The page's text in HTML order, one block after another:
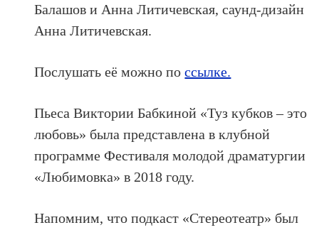
Балашов и Анна Литичевская, саунд-дизайн
Анна Литичевская.
Послушать её можно поссылке.
Пьеса Виктории Бабкиной «Туз кубков – это
любовь» была представлена в клубной
программе Фестиваля молодой драматургии
«Любимовка» в 2018 году.
Напомним, что подкаст «Стереотеатр» был